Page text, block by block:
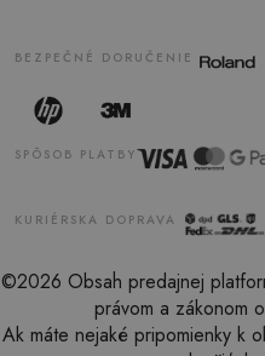
BEZPEČNÉ DORUČENIE
KURIÉRSKA DOPRAVA
SPÔSOB PLATBY
©2026 Obsah predajnej
právom a zákonom
Ak máte nejaké pripomienky k